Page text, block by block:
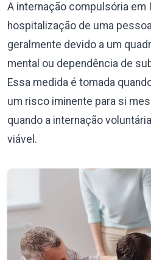
A internação compulsória em
hospitalização de uma
geralmente devido a um
mental ou dependência de
Essa medida é tomada
um risco iminente para si
quando a internação
viável.